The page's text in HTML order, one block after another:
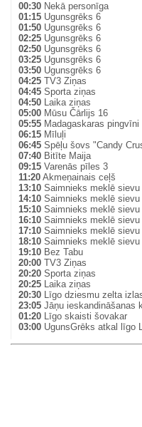
00:30 Nekā personīga
01:15 Ugunsgrēks 6
01:50 Ugunsgrēks 6
02:25 Ugunsgrēks 6
02:50 Ugunsgrēks 6
03:25 Ugunsgrēks 6
03:50 Ugunsgrēks 6
04:25 TV3 Ziņas
04:45 Sporta ziņas
04:50 Laika ziņas
05:00 Mūsu Čārlijs 16
05:55 Madagaskaras pingvīni
06:15 Mīluļi
06:45 Spēļu šovs "Candy
07:40 Bitīte Maija
09:15 Varenās pīles 3
11:20 Akmeņainais ceļš
13:10 Saimnieks meklē sievu
14:10 Saimnieks meklē sievu
15:10 Saimnieks meklē sievu
16:10 Saimnieks meklē sievu
17:10 Saimnieks meklē sievu
18:10 Saimnieks meklē sievu
19:10 Bez Tabu
20:00 TV3 Ziņas
20:20 Sporta ziņas
20:25 Laika ziņas
20:30 Līgo dziesmu zelta
23:05 Jāņu ieskandināšanas
01:20 Līgo skaisti šovakar
03:00 UgunsGrēks atkal līgo